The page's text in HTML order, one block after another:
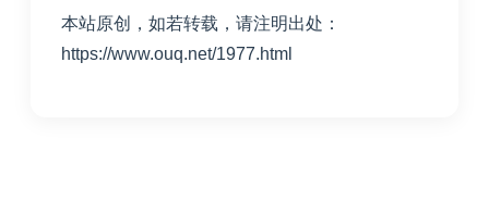
本站原创，如若转载，请注明出处：
https://www.ouq.net/1977.html